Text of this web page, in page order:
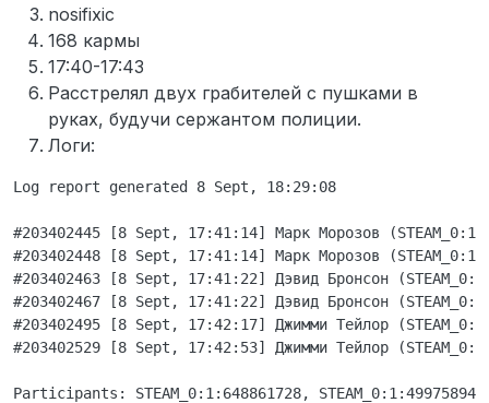
nosifixic
168 кармы
17:40-17:43
Расстрелял двух грабителей с пушками в
руках, будучи сержантом полиции.
Логи:
Log report generated 8 Sept, 18:29:08
#203402445 [8 Sept, 17:41:14] Марк Морозов
#203402448 [8 Sept, 17:41:14] Марк Морозов
#203402463 [8 Sept, 17:41:22] Дэвид Бронсон
#203402467 [8 Sept, 17:41:22] Дэвид Бронсон
#203402495 [8 Sept, 17:42:17] Джимми Тейлор
#203402529 [8 Sept, 17:42:53] Джимми Тейлор